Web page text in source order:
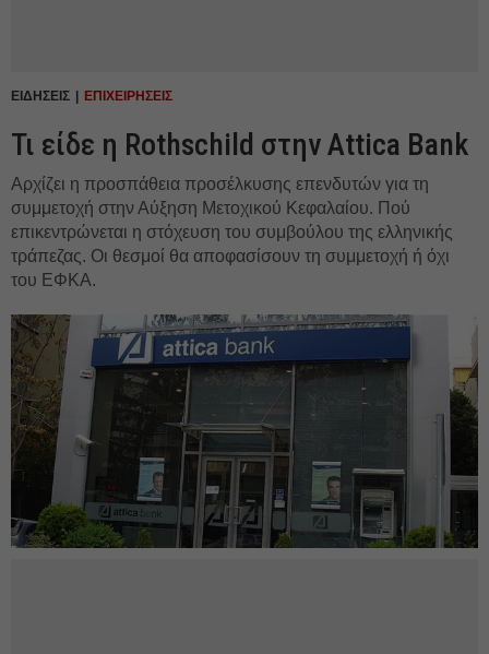
ΕΙΔΗΣΕΙΣ ΕΠΙΧΕΙΡΗΣΕΙΣ
Τι είδε η Rothschild στην Attica Bank
Αρχίζει η προσπάθεια προσέλκυσης επενδυτών για τη
συμμετοχή στην Αύξηση Μετοχικού Κεφαλαίου. Πού
επικεντρώνεται η στόχευση του συμβούλου της ελληνικής
τράπεζας. Οι θεσμοί θα αποφασίσουν τη συμμετοχή ή όχι
του ΕΦΚΑ.